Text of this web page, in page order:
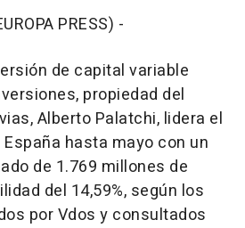
PRESS) -
de capital variable
propiedad del
Alberto Palatchi, lidera el
hasta mayo con un
de 1.769 millones de
del 14,59%, según los
por Vdos y consultados